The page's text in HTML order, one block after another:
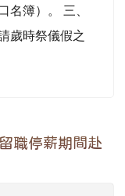
簿）。 三、
歲時祭儀假之
職停薪期間赴